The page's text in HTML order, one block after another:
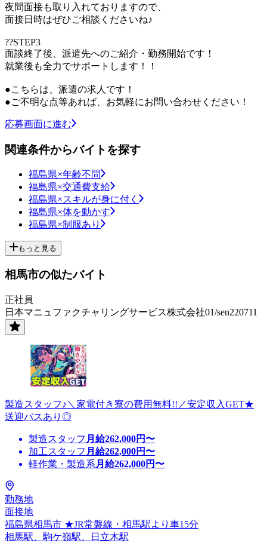
夜間面接も取り入れておりますので、
面接日時はぜひご相談くださいね♪
??STEP3
面談終了後、派遣先へのご紹介・勤務開始です！
就業後も全力でサポートします！！
●こちらは、派遣の求人です！
●ご不明な点等あれば、お気軽にお問い合わせください！
応募画面に進む
関連条件からバイトを探す
福島県×年齢不問
福島県×交通費支給
福島県×スキルが身に付く
福島県×体を動かす
福島県×制服あり
もっと見る
相馬市の似たバイト
正社員
日本マニュファクチャリングサービス株式会社01/sen220711
製造スタッフ♪＼家電付き寮の費用無料!!／安定収入GET★
送迎バスあり◎
製造スタッフ 月給262,000円〜
加工スタッフ 月給262,000円〜
軽作業・製造系 月給262,000円〜
勤務地
面接地
福島県相馬市 ★JR常磐線・相馬駅より車15分
相馬駅、駒ケ嶺駅、日立木駅